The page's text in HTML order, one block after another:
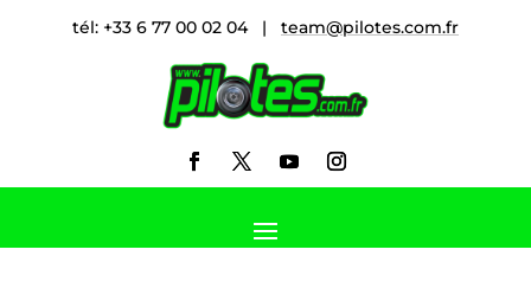
tél: +33 6 77 00 02 04 | team@pilotes.com.fr